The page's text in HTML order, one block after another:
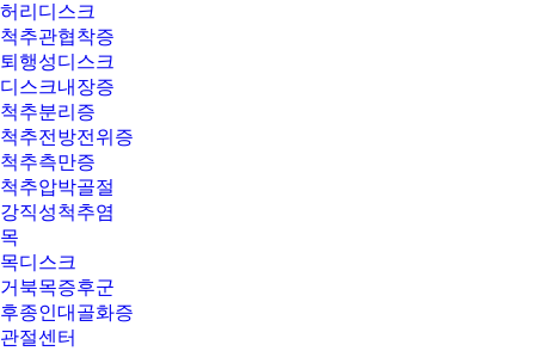
허리디스크
척추관협착증
퇴행성디스크
디스크내장증
척추분리증
척추전방전위증
척추측만증
척추압박골절
강직성척추염
목
목디스크
거북목증후군
후종인대골화증
관절센터